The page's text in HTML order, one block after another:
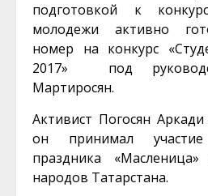
подготовкой к
молодежи активно
номер на конкурс
2017» под
Мартиросян.
Активист Погосян
он принимал
праздника
народов Татарстана.